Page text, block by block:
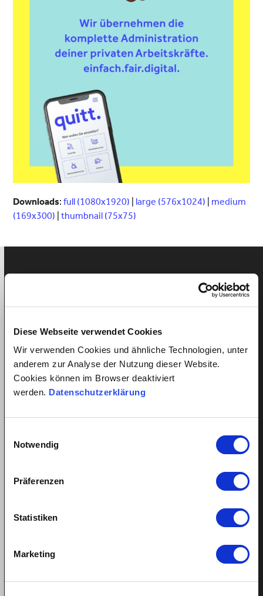
Diese Webseite verwendet Cookies
Wir verwenden Cookies und ähnliche Technologien, unter
anderem zur Analyse der Nutzung dieser Website.
Cookies können im Browser deaktiviert
werden. Datenschutzerklärung
Notwendig
Präferenzen
Statistiken
Marketing
Downloads:full (1080x1920) large (576x1024)
medium
(169x300) |thumbnail (75x75)
Home
Lohnkostenrechner
Versicherungen
Preise
Kundenmeinungen
Registrierung
Kinderbetreuung anstellen
Vorteile für Arbeitnehmer
Arbeitnehmer Login